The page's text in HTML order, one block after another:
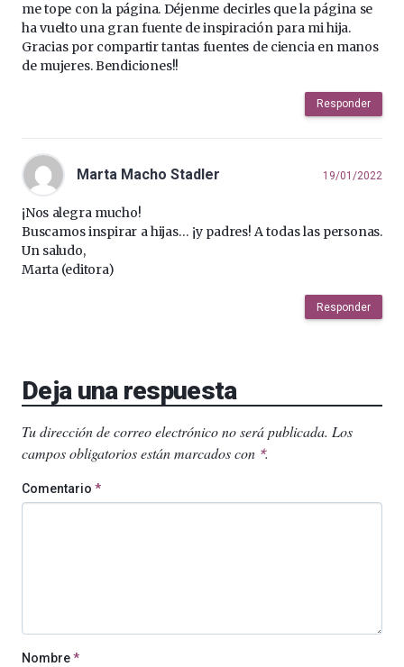
me tope con la página. Déjenme decirles que la página se
ha vuelto una gran fuente de inspiración para mi hija.
Gracias por compartir tantas fuentes de ciencia en manos
de mujeres. Bendiciones!!
Responder
Marta Macho Stadler 19/01/2022
¡Nos alegra mucho!
Buscamos inspirar a hijas… ¡y padres! A todas las personas.
Un saludo,
Marta (editora)
Responder
Deja una respuesta
Tu dirección de correo electrónico no será publicada. Los
campos obligatorios están marcados con *.
Comentario *
Nombre*